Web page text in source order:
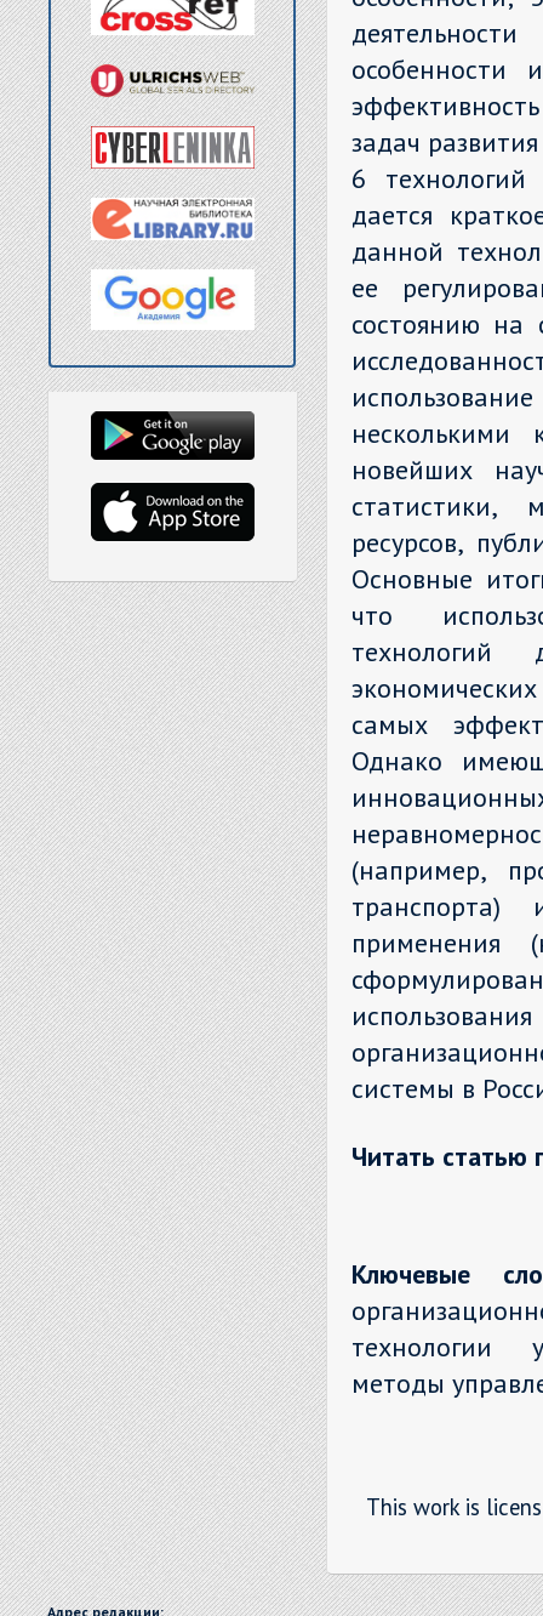
особенности
задач
6
дается
данной
ее
состоянию на
несколькими
новейших
статистики,
ресурсов,
Основные
что
технологий
самых
Однако
(например,
применения
системы в
Читать статью
Ключевые
технологии
методы
This work is
Адрес редакции: